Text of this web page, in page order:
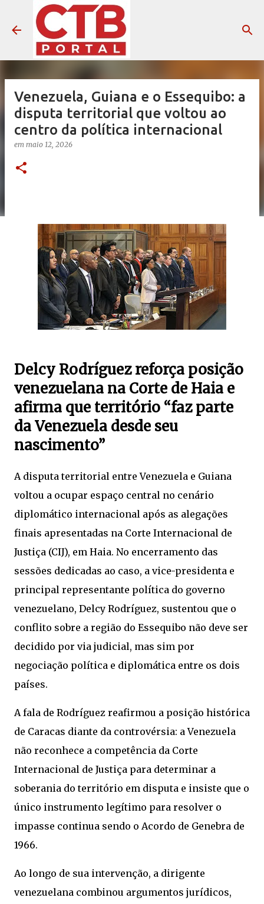
Pular para o conteúdo principal
Venezuela, Guiana e o Essequibo: a
disputa territorial que voltou ao
centro da política internacional
em maio 12, 2026
Delcy Rodríguez reforça posição
venezuelana na Corte de Haia e
afirma que território “faz parte
da Venezuela desde seu
nascimento”
A disputa territorial entre Venezuela e Guiana
voltou a ocupar espaço central no cenário
diplomático internacional após as alegações
finais apresentadas na Corte Internacional de
Justiça (CIJ), em Haia. No encerramento das
sessões dedicadas ao caso, a vice-presidenta e
principal representante política do governo
venezuelano, Delcy Rodríguez, sustentou que o
conflito sobre a região do Essequibo não deve ser
decidido por via judicial, mas sim por
negociação política e diplomática entre os dois
países.
A fala de Rodríguez reafirmou a posição histórica
de Caracas diante da controvérsia: a Venezuela
não reconhece a competência da Corte
Internacional de Justiça para determinar a
soberania do território em disputa e insiste que o
único instrumento legítimo para resolver o
impasse continua sendo o Acordo de Genebra de
1966.
Ao longo de sua intervenção, a dirigente
venezuelana combinou argumentos jurídicos,